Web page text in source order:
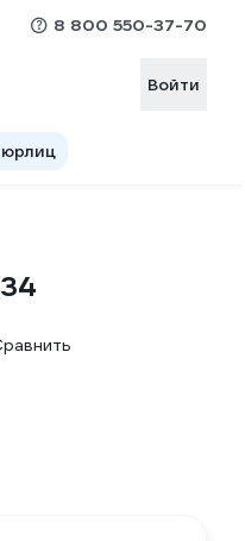
8 800 550-37-70
Войти